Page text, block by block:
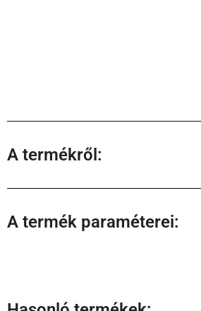
A termékről:
A termék paraméterei: